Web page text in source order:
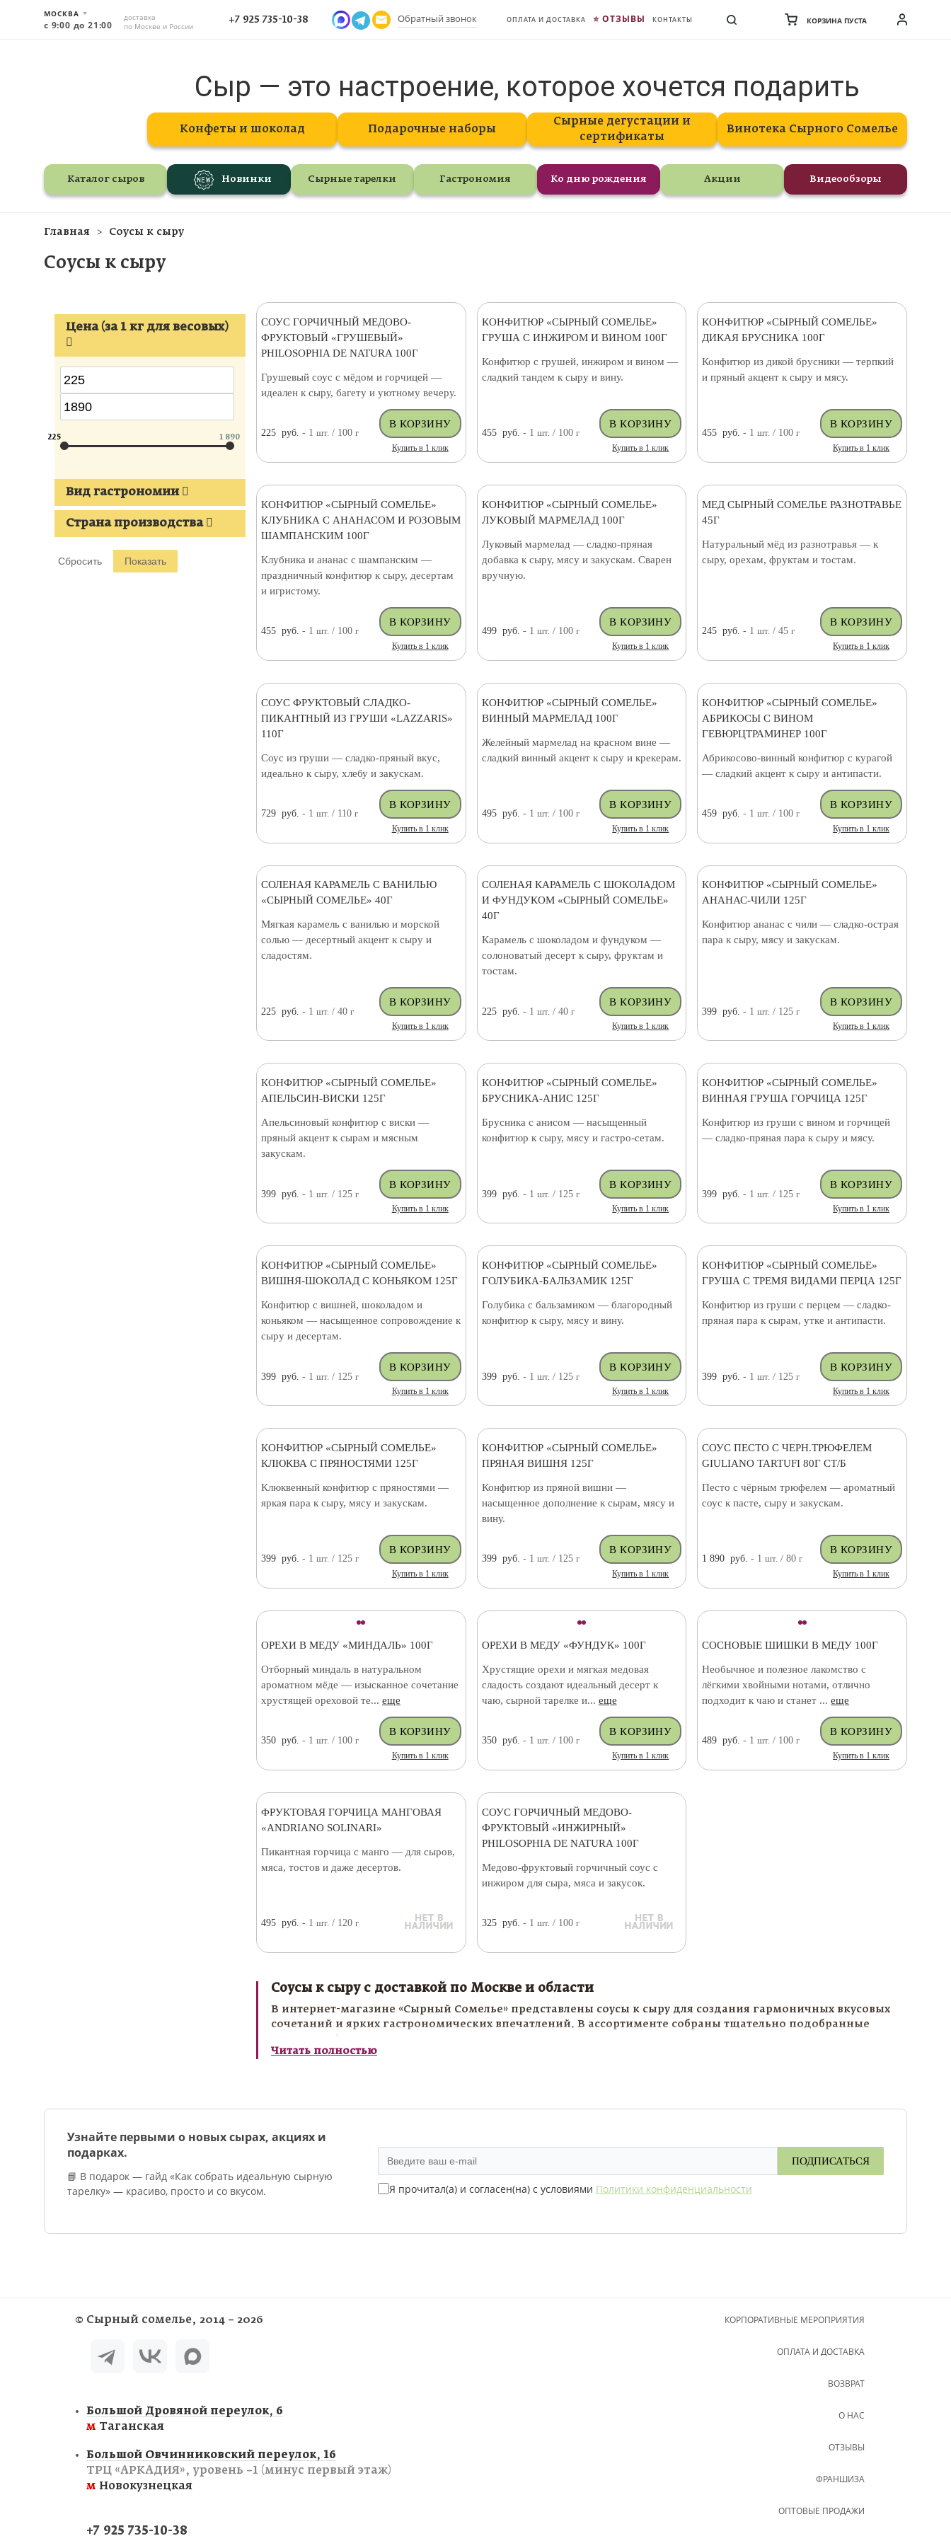
МОСКВА
с 9:00 до 21:00
доставка
по Москве и России
+7 925 735-10-38 Обратный звонок ОПЛАТА И ДОСТАВКА ОТЗЫВЫ КОНТАКТЫ КОРЗИНА ПУСТА
Сыр — это настроение, которое хочется подарить
Конфеты и шоколад Подарочные наборы
Сырные дегустации и
сертификаты
Винотека Сырного Сомелье
Каталог сыров Новинки Сырные тарелки Гастрономия Ко дню рождения Акции Видеообзоры
Главная Соусы к сыру
Соусы к сыру
Цена (за 1 кг для весовых)
225 1 890
Вид гастрономии
Страна производства
СОУС ГОРЧИЧНЫЙ МЕДОВО-
ФРУКТОВЫЙ «ГРУШЕВЫЙ»
PHILOSOPHIA DE NATURA 100Г
Грушевый соус с мёдом и горчицей —
идеален к сыру, багету и уютному вечеру.
225 руб. - 1 шт./ 100 г
Купить в 1 клик
КОНФИТЮР «СЫРНЫЙ СОМЕЛЬЕ»
ГРУША С ИНЖИРОМ И ВИНОМ 100Г
Конфитюр с грушей, инжиром и вином —
сладкий тандем к сыру и вину.
455 руб. - 1 шт./ 100 г
Купить в 1 клик
КОНФИТЮР «СЫРНЫЙ СОМЕЛЬЕ»
ДИКАЯ БРУСНИКА 100Г
Конфитюр из дикой брусники — терпкий
и пряный акцент к сыру и мясу.
455 руб. - 1шт. / 100г
Купить в 1 клик
КОНФИТЮР «СЫРНЫЙ СОМЕЛЬЕ»
КЛУБНИКА С АНАНАСОМ И РОЗОВЫМ
ШАМПАНСКИМ 100Г
Клубника и ананас с шампанским —
праздничный конфитюр к сыру, десертам
и игристому.
455 руб. - 1 шт./ 100 г
Купить в 1 клик
КОНФИТЮР «СЫРНЫЙ СОМЕЛЬЕ»
ЛУКОВЫЙ МАРМЕЛАД 100Г
Луковый мармелад — сладко-пряная
добавка к сыру, мясу и закускам. Сварен
вручную.
499 руб. - 1 шт./ 100 г
Купить в 1 клик
МЕД СЫРНЫЙ СОМЕЛЬЕ РАЗНОТРАВЬЕ
45Г
Натуральный мёд из разнотравья — к
сыру, орехам, фруктам и тостам.
245 руб. - 1шт. / 45г
Купить в 1 клик
СОУС ФРУКТОВЫЙ СЛАДКО-
ПИКАНТНЫЙ ИЗ ГРУШИ «LAZZARIS»
110Г
Соус из груши — сладко-пряный вкус,
идеально к сыру, хлебу и закускам.
729 руб. - 1 шт./ 110 г
Купить в 1 клик
КОНФИТЮР «СЫРНЫЙ СОМЕЛЬЕ»
ВИННЫЙ МАРМЕЛАД 100Г
Желейный мармелад на красном вине —
сладкий винный акцент к сыру и крекерам.
495 руб. - 1 шт./ 100 г
Купить в 1 клик
КОНФИТЮР «СЫРНЫЙ СОМЕЛЬЕ»
АБРИКОСЫ С ВИНОМ
ГЕВЮРЦТРАМИНЕР 100Г
Абрикосово-винный конфитюр с курагой
— сладкий акцент к сыру и антипасти.
459 руб. - 1шт. / 100г
Купить в 1 клик
СОЛЕНАЯ КАРАМЕЛЬ С ВАНИЛЬЮ
«СЫРНЫЙ СОМЕЛЬЕ» 40Г
Мягкая карамель с ванилью и морской
солью — десертный акцент к сыру и
сладостям.
225 руб. - 1 шт. / 40 г
Купить в 1 клик
СОЛЕНАЯ КАРАМЕЛЬ С ШОКОЛАДОМ
И ФУНДУКОМ «СЫРНЫЙ СОМЕЛЬЕ»
40Г
Карамель с шоколадом и фундуком —
солоноватый десерт к сыру, фруктам и
тостам.
225 руб. - 1 шт. / 40 г
Купить в 1 клик
КОНФИТЮР «СЫРНЫЙ СОМЕЛЬЕ»
АНАНАС-ЧИЛИ 125Г
Конфитюр ананас с чили — сладко-острая
пара к сыру, мясу и закускам.
399 руб. - 1шт. / 125г
Купить в 1 клик
КОНФИТЮР «СЫРНЫЙ СОМЕЛЬЕ»
АПЕЛЬСИН-ВИСКИ 125Г
Апельсиновый конфитюр с виски —
пряный акцент к сырам и мясным
закускам.
399 руб. - 1 шт. / 125 г
Купить в 1 клик
КОНФИТЮР «СЫРНЫЙ СОМЕЛЬЕ»
БРУСНИКА-АНИС 125Г
Брусника с анисом — насыщенный
конфитюр к сыру, мясу и гастро-сетам.
399 руб. - 1 шт. / 125 г
Купить в 1 клик
КОНФИТЮР «СЫРНЫЙ СОМЕЛЬЕ»
ВИННАЯ ГРУША ГОРЧИЦА 125Г
Конфитюр из груши с вином и горчицей
— сладко-пряная пара к сыру и мясу.
399 руб. - 1шт. / 125г
Купить в 1 клик
КОНФИТЮР «СЫРНЫЙ СОМЕЛЬЕ»
ВИШНЯ-ШОКОЛАД С КОНЬЯКОМ 125Г
Конфитюр с вишней, шоколадом и
коньяком — насыщенное сопровождение к
сыру и десертам.
399 руб. - 1 шт. / 125 г
Купить в 1 клик
КОНФИТЮР «СЫРНЫЙ СОМЕЛЬЕ»
ГОЛУБИКА-БАЛЬЗАМИК 125Г
Голубика с бальзамиком — благородный
конфитюр к сыру, мясу и вину.
399 руб. - 1 шт. / 125 г
Купить в 1 клик
КОНФИТЮР «СЫРНЫЙ СОМЕЛЬЕ»
ГРУША С ТРЕМЯ ВИДАМИ ПЕРЦА 125Г
Конфитюр из груши с перцем — сладко-
пряная пара к сырам, утке и антипасти.
399 руб. - 1шт. / 125г
Купить в 1 клик
КОНФИТЮР «СЫРНЫЙ СОМЕЛЬЕ»
КЛЮКВА С ПРЯНОСТЯМИ 125Г
Клюквенный конфитюр с пряностями —
яркая пара к сыру, мясу и закускам.
399 руб. - 1 шт./ 125 г
Купить в 1 клик
КОНФИТЮР «СЫРНЫЙ СОМЕЛЬЕ»
ПРЯНАЯ ВИШНЯ 125Г
Конфитюр из пряной вишни —
насыщенное дополнение к сырам, мясу и
вину.
399 руб. - 1 шт./ 125 г
Купить в 1 клик
СОУС ПЕСТО С ЧЕРН.ТРЮФЕЛЕМ
GIULIANO TARTUFI 80Г СТ/Б
Песто с чёрным трюфелем — ароматный
соус к пасте, сыру и закускам.
1 890 руб. - 1шт. / 80г
Купить в 1 клик
ОРЕХИ В МЕДУ «МИНДАЛЬ» 100Г
Отборный миндаль в натуральном
ароматном мёде — изысканное сочетание
хрустящей ореховой те... еще
350 руб. - 1 шт./ 100 г
Купить в 1 клик
ОРЕХИ В МЕДУ «ФУНДУК» 100Г
Хрустящие орехи и мягкая медовая
сладость создают идеальный десерт к
чаю, сырной тарелке и... еще
350 руб. - 1 шт./ 100 г
Купить в 1 клик
СОСНОВЫЕ ШИШКИ В МЕДУ 100Г
Необычное и полезное лакомство с
лёгкими хвойными нотами, отлично
подходит к чаю и станет ...еще
489 руб. - 1шт. / 100г
Купить в 1 клик
ФРУКТОВАЯ ГОРЧИЦА МАНГОВАЯ
«ANDRIANO SOLINARI»
Пикантная горчица с манго — для сыров,
мяса, тостов и даже десертов.
495 руб. - 1 шт./ 120 г
СОУС ГОРЧИЧНЫЙ МЕДОВО-
ФРУКТОВЫЙ «ИНЖИРНЫЙ»
PHILOSOPHIA DE NATURA 100Г
Медово-фруктовый горчичный соус с
инжиром для сыра, мяса и закусок.
325 руб. - 1 шт./ 100 г
Соусы к сыру с доставкой по Москве и области
В интернет-магазине «Сырный Сомелье» представлены соусы к сыру для создания гармоничных вкусовых
сочетаний и ярких гастрономических впечатлений. В ассортименте собраны тщательно подобранные
соусы, конфитюры и сладкие дополнения, идеально раскрывающие вкус различных сортов сыра.
Соусы к сыру прекрасно подходят для подачи на сырной тарелке, праздничном столе, романтическом
Заказать соусы к сыру с доставкой по Москве и области можно в интернет-магазине «Сырный Сомелье».
Читать полностью
Узнайте первыми о новых сырах, акциях и
подарках.
📘 В подарок — гайд «Как собрать идеальную сырную
тарелку» — красиво, просто и со вкусом.
ПОДПИСАТЬСЯ
Я прочитал(а) и согласен(на) с условиями Политики конфиденциальности
© Сырный сомелье, 2014 – 2026
Большой Дровяной переулок, 6
м Таганская
Большой Овчинниковский переулок, 16
ТРЦ «АРКАДИЯ», уровень −1 (минус первый этаж)
м Новокузнецкая
+7 925 735-10-38
КОРПОРАТИВНЫЕ МЕРОПРИЯТИЯ
ОПЛАТА И ДОСТАВКА
ВОЗВРАТ
О НАС
ОТЗЫВЫ
ФРАНШИЗА
ОПТОВЫЕ ПРОДАЖИ